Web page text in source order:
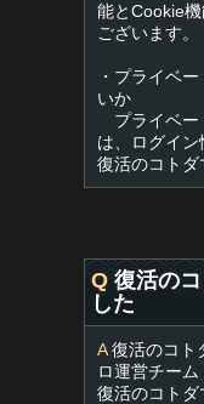
能とCookie
ございます。
・プライベ
いか
プライベー
は、ログイ
復活のコトダ
Q 復活の
した
A復活のコト
ロ運営チーム
復活のコト